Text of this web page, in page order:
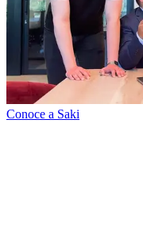
Conoce a Saki